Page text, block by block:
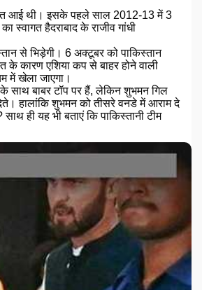
आई थी। इसके पहले साल 2012-13 में 3
स्वागत हैदराबाद के राजीव गांधी
से भिड़ेगी। 6 अक्टूबर को पाकिस्तान
के कारण एशिया कप से बाहर होने वाली
में खेला जाएगा।
साथ बाबर टॉप पर हैं, लेकिन शुभमन गिल
हालांकि शुभमन को तीसरे वनडे में आराम दे
ही यह भी बताएं कि पाकिस्तानी टीम